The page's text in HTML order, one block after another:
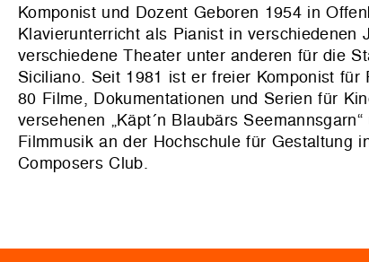
Komponist und Dozent Geboren 1954 in
Klavierunterricht als Pianist in
verschiedene Theater unter anderen für die
Siciliano. Seit 1981 ist er freier Komponist
80 Filme, Dokumentationen und Serien für
versehenen „Käpt´n Blaubärs
Filmmusik an der Hochschule für Gestaltung
Composers Club.